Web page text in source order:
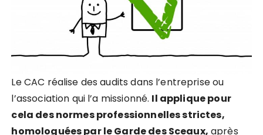
Le CAC réalise des audits dans l’entreprise ou
l’association qui l’a missionné. Il applique pour
cela des normes professionnelles strictes,
homologuées par le Garde des Sceaux, après